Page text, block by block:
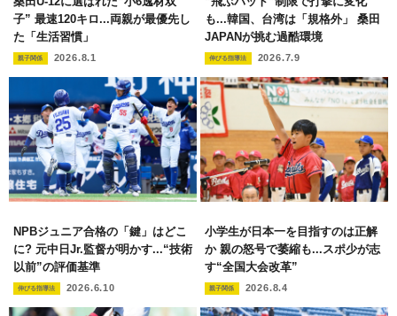
子” 最速120キロ...両親が最優先し
た「生活習慣」
親子関係 2026.8.1
も...韓国、台湾は「規格外」 桑田
JAPANが挑む過酷環境
伸びる指導法 2026.7.9
NPBジュニア合格の「鍵」はどこ
に? 元中日Jr.監督が明かす...“技術
以前”の評価基準
伸びる指導法 2026.6.10
小学生が日本一を目指すのは正解
か 親の怒号で萎縮も...スポ少が志
す“全国大会改革”
親子関係 2026.8.4